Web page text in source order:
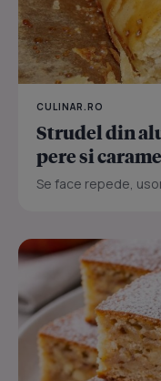
CULINAR.RO
Strudel din
pere si
Se face repede,